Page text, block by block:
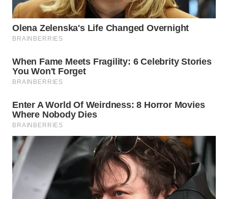
PRIANGAN
TIMUR
WN
WN
WN
BOROBUDUR
MADURA
WN